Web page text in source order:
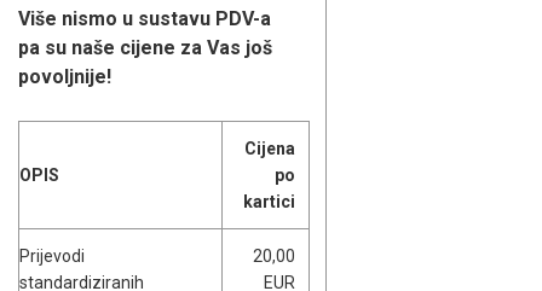
Više nismo u sustavu PDV-a
pa su naše cijene za Vas još
povoljnije!
OPIS
Cijena
po
kartici
Prijevodi
standardiziranih
20,00
EUR